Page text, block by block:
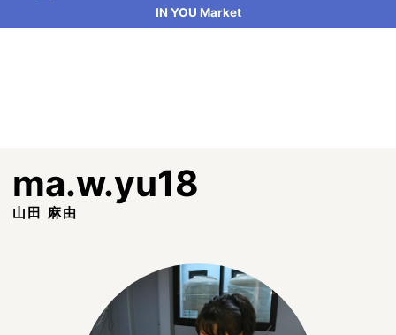
IN YOU Market
ma.w.yu18
山田 麻由